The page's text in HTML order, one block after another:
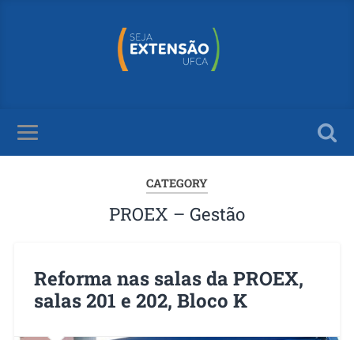
CATEGORY
PROEX – Gestão
​Reforma nas salas da PROEX,
salas 201 e 202, Bloco K